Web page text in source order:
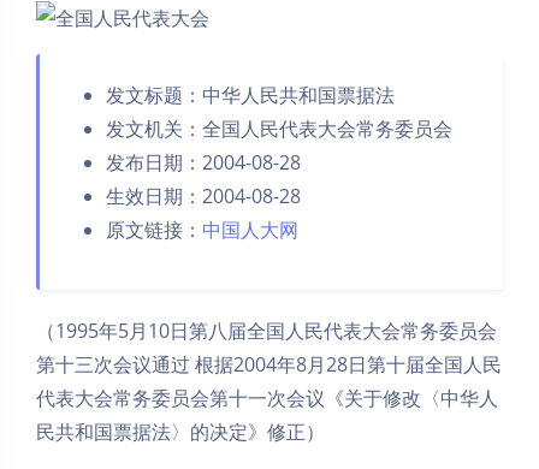
发文标题：中华人民共和国票据法
发文机关：全国人民代表大会常务委员会
发布日期：2004-08-28
生效日期：2004-08-28
原文链接： 中国人大网
（1995年5月10日第八届全国人民代表大会常务委员会
第十三次会议通过 根据2004年8月28日第十届全国人民
代表大会常务委员会第十一次会议《关于修改〈中华人
民共和国票据法〉的决定》修正）